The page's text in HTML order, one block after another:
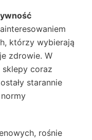
którzy wybierają
zdrowie. W
coraz
starannie
rośnie